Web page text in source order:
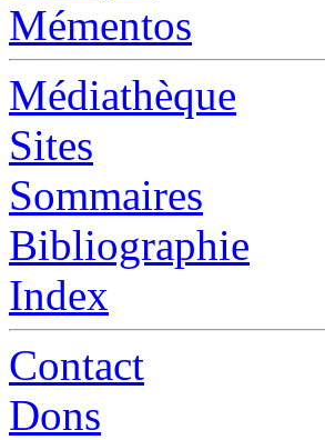
Mémentos
Médiathèque
Sites
Sommaires
Bibliographie
Index
Contact
Dons